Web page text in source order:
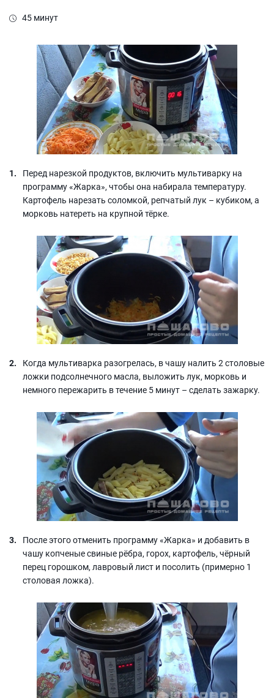
45 минут
Перед нарезкой продуктов, включить мультиварку на
программу «Жарка», чтобы она набирала температуру.
Картофель нарезать соломкой, репчатый лук – кубиком, а
морковь натереть на крупной тёрке.
Когда мультиварка разогрелась, в чашу налить 2 столовые
ложки подсолнечного масла, выложить лук, морковь и
немного пережарить в течение 5 минут – сделать зажарку.
После этого отменить программу «Жарка» и добавить в
чашу копченые свиные рёбра, горох, картофель, чёрный
перец горошком, лавровый лист и посолить (примерно 1
столовая ложка).